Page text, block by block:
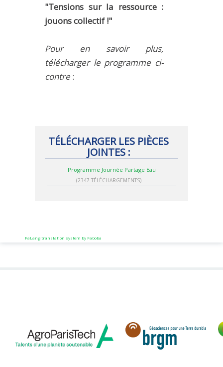
NOS TRAVAUX EN VIDÉO
"Tensions sur la ressource :
jouons collectif !"
Pour en savoir plus,
télécharger le programme ci-
contre :
TÉLÉCHARGER LES PIÈCES
JOINTES :
Programme Journée Partage Eau
(2347 TÉLÉCHARGEMENTS)
FaLang translation system by Faboba